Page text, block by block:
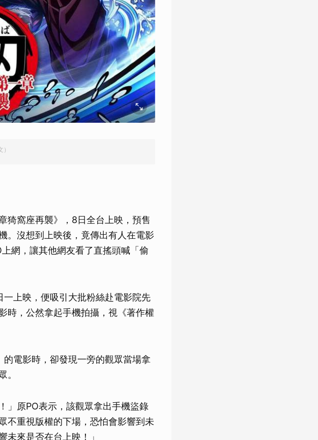
猗窩座再襲》，8日全台上映，預售
。沒想到上映後，竟傳出有人在電影
網，讓其他網友看了直搖頭喊「偷
一上映，便吸引大批粉絲赴電影院先
時，公然拿起手機拍攝，視《著作權
電影時，卻發現一旁的觀眾當場拿
。
」原PO表示，該觀眾拿出手機盜錄
不重視版權的下場，恐怕會影響到未
未來是否在台上映！」